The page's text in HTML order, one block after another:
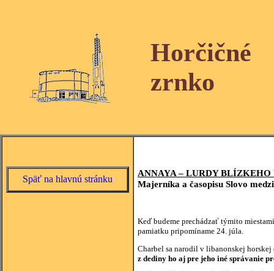
Horčičné
zrnko
Späť na hlavnú stránku
ANNAYA – LURDY
Majerníka a časopisu Slovo
Keď budeme prechádzať týmito
pamiatku pripomíname 24. júla.
Charbel sa narodil v libanonskej
z dediny ho aj pre jeho iné správanie